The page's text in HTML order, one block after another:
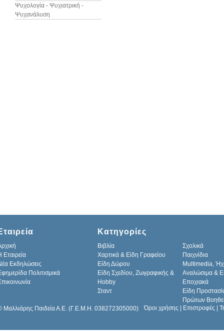
Ψυχολογία - Ψυχιατρική -
Ψυχανάλυση
Εταιρεία
Εκδηλώσεις
Πολιτισμικά
Κατηγορίες
Βιβλία
Σχολικά
Χαρτικά & Είδη Γραφείου
Παιχνίδια
Είδη Δώρου
Multimedia,
Είδη Σχεδίου, Ζωγραφικής &
Hobby
Αναλώσιμα &
Εποχιακά
Σταντ
Είδη
Πρώτων
Μαλλιάρης Παιδεία Α.Ε. (Γ.Ε.Μ.Η. 038272305000)
Όροι χρήσης Επιστροφές